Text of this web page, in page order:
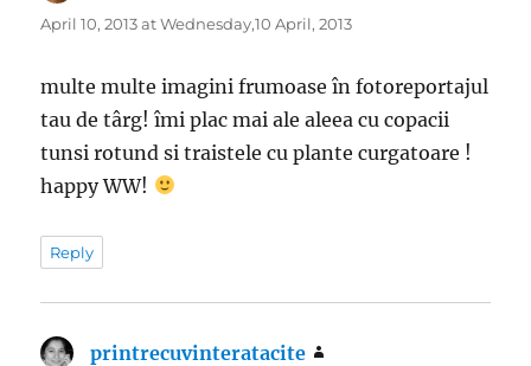
April 10, 2013 at Wednesday,10 April, 2013
multe multe imagini frumoase în fotoreportajul
tau de târg! îmi plac mai ale aleea cu copacii
tunsi rotund si traistele cu plante curgatoare !
happy WW!
Reply
printrecuvinteratacite